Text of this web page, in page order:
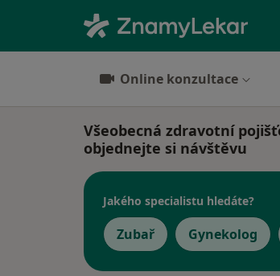
Online konzultace
Všeobecná zdravotní
objednejte si návštěvu
Jakého specialistu hledáte?
Zubař Gynekolog